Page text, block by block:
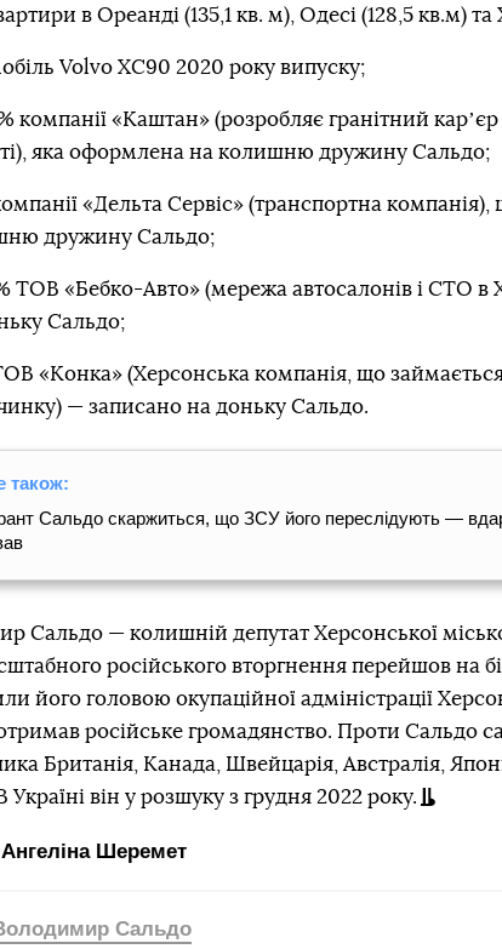
в Ореанді (135,1 кв. м), Одесі (128,5 кв.м) та
Volvo XC90 2020 року випуску;
компанії «Каштан» (розробляє гранітний
яка оформлена на колишню дружину Сальдо;
«Дельта Сервіс» (транспортна
дружину Сальдо;
ТОВ «Бебко-Авто» (мережа автосалонів і СТО в
Сальдо;
«Конка» (Херсонська компанія, що займається
— записано на доньку Сальдо.
також:
Сальдо скаржиться, що ЗСУ його переслідують —
Сальдо — колишній депутат Херсонської
російського вторгнення перейшов на
його головою окупаційної адміністрації
російське громадянство. Проти Сальдо
Британія, Канада, Швейцарія, Австралія,
Україні він у розшуку з грудня 2022 року.
Ангеліна Шеремет
Сальдо